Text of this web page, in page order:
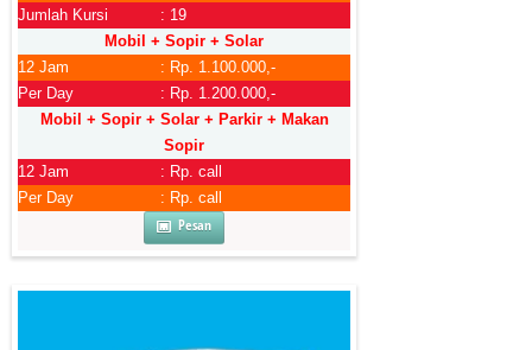
Jumlah Kursi
: 19
Mobil + Sopir + Solar
12 Jam
: Rp. 1.100.000,-
Per Day
: Rp. 1.200.000,-
Mobil + Sopir + Solar + Parkir + Makan
Sopir
12 Jam
: Rp. call
Per Day
: Rp. call
Pesan